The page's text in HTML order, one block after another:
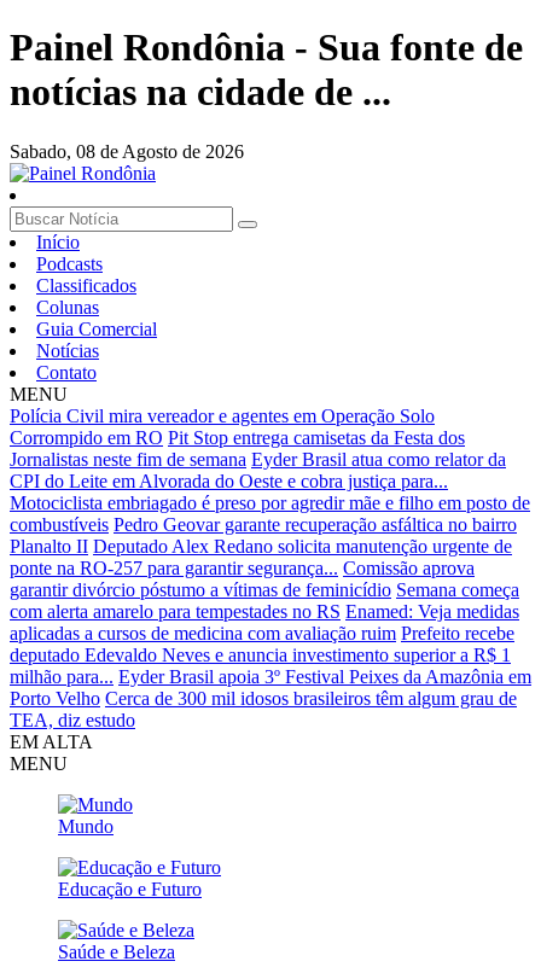
Painel Rondônia - Sua fonte de
notícias na cidade de ...
Sabado, 08 de Agosto de 2026
Início
Podcasts
Classificados
Colunas
Guia Comercial
Notícias
Contato
MENU
Polícia Civil mira vereador e agentes em Operação Solo
Corrompido em RO Pit Stop entrega camisetas da Festa dos
Jornalistas neste fim de semana Eyder Brasil atua como relator da
CPI do Leite em Alvorada do Oeste e cobra justiça para...
Motociclista embriagado é preso por agredir mãe e filho em posto de
combustíveis Pedro Geovar garante recuperação asfáltica no bairro
Planalto II Deputado Alex Redano solicita manutenção urgente de
ponte na RO-257 para garantir segurança... Comissão aprova
garantir divórcio póstumo a vítimas de feminicídio Semana começa
com alerta amarelo para tempestades no RS Enamed: Veja medidas
aplicadas a cursos de medicina com avaliação ruim Prefeito recebe
deputado Edevaldo Neves e anuncia investimento superior a R$ 1
milhão para... Eyder Brasil apoia 3º Festival Peixes da Amazônia em
Porto Velho Cerca de 300 mil idosos brasileiros têm algum grau de
TEA, diz estudo
EM ALTA
MENU
Mundo
Educação e Futuro
Saúde e Beleza